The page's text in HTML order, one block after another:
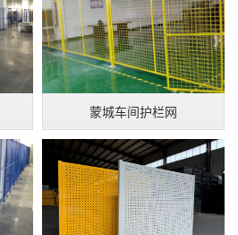
蒙城车间护栏网